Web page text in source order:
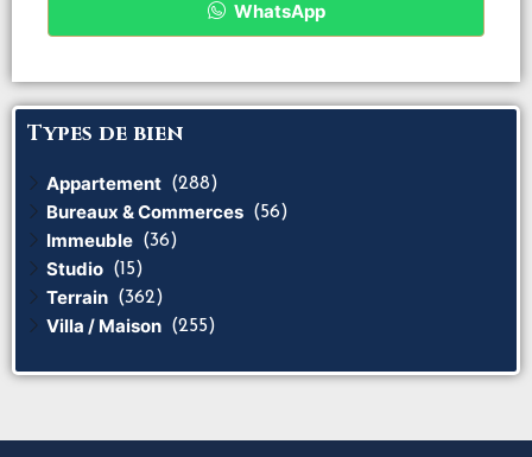
WhatsApp
Types de bien
Appartement (288)
Bureaux & Commerces (56)
Immeuble (36)
Studio (15)
Terrain (362)
Villa / Maison (255)